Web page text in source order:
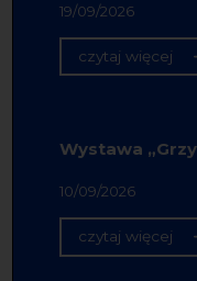
19/09/2026
czytaj więcej
Wystawa
10/09/2026
czytaj więcej